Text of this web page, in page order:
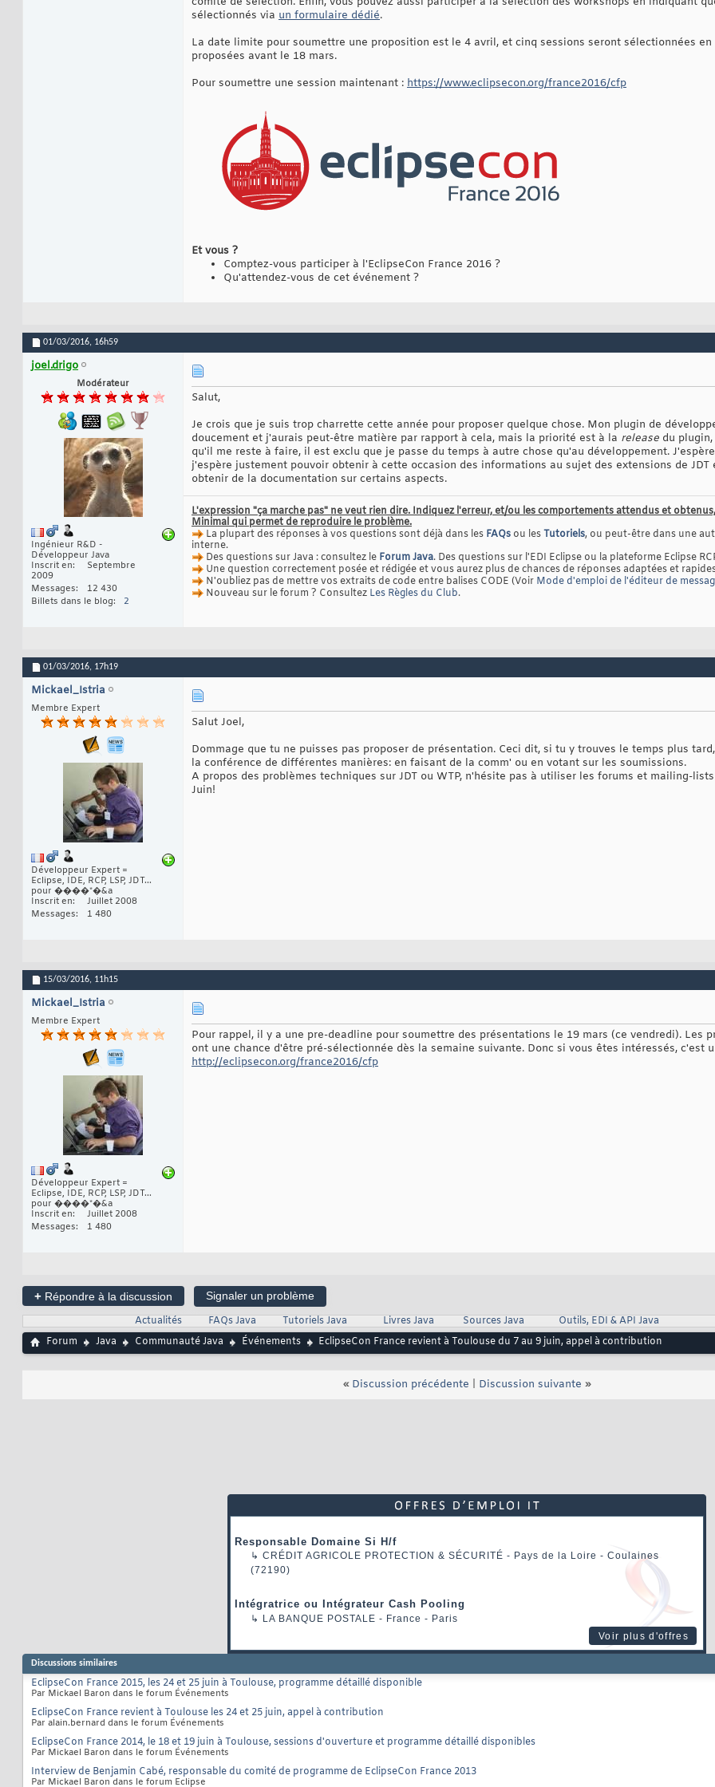
sélectionnés via un formulaire dédié.
La date limite pour soumettre une proposition est le 4 avril, et cinq sessions seront sélectionnées
proposées avant le 18 mars.
Pour soumettre une session maintenant : https://www.eclipsecon.org/france2016/cfp
Et vous ?
Comptez-vous participer à l'EclipseCon France 2016 ?
Qu'attendez-vous de cet événement ?
01/03/2016, 16h59
joel.drigo
Modérateur
Ingénieur R&D -
Développeur Java
Inscrit en
Septembre
2009
Messages
12 430
Billets dans le blog
2
Salut,
Je crois que je suis trop charrette cette année pour proposer quelque chose. Mon plugin de
doucement et j'aurais peut-être matière par rapport à cela, mais la priorité est à la release du
qu'il me reste à faire, il est exclu que je passe du temps à autre chose qu'au développement.
j'espère justement pouvoir obtenir à cette occasion des informations au sujet des extensions de JDT
obtenir de la documentation sur certains aspects.
L'expression "ça marche pas" ne veut rien dire. Indiquez l'erreur, et/ou les comportements attendus et
Minimal qui permet de reproduire le problème.
La plupart des réponses à vos questions sont déjà dans les FAQs ou lesTutoriels, ou peut-être dans une
interne.
Des questions sur Java : consultez le Forum Java. Des questions sur l'EDI Eclipse ou la plateforme Eclipse
Une question correctement posée et rédigée et vous aurez plus de chances de réponses adaptées et
N'oubliez pas de mettre vos extraits de code entre balises CODE (Voir Mode d'emploi de l'éditeur de
Nouveau sur le forum ? Consultez Les Règles du Club.
01/03/2016, 17h19
Mickael_Istria
Membre Expert
Développeur Expert =
Eclipse, IDE, RCP, LSP, JDT...
pour ����*�&a
Inscrit en
Juillet 2008
Messages
1 480
Salut Joel,
Dommage que tu ne puisses pas proposer de présentation. Ceci dit, si tu y trouves le temps plus
la conférence de différentes manières: en faisant de la comm' ou en votant sur les soumissions.
A propos des problèmes techniques sur JDT ou WTP, n'hésite pas à utiliser les forums et mailing-
Juin!
15/03/2016, 11h15
Mickael_Istria
Membre Expert
Développeur Expert =
Eclipse, IDE, RCP, LSP, JDT...
pour ����*�&a
Inscrit en
Juillet 2008
Messages
1 480
Pour rappel, il y a une pre-deadline pour soumettre des présentations le 19 mars (ce vendredi). Les
ont une chance d'être pré-sélectionnée dès la semaine suivante. Donc si vous êtes intéressés, c'est
http://eclipsecon.org/france2016/cfp
+ Répondre à la discussion
Signaler un problème
Actualités
FAQs Java Tutoriels Java Livres Java Sources Java
Outils, EDI & API Java
Forum
Java Communauté Java Événements EclipseCon France revient à Toulouse du 7 au 9 juin, appel à contribution
« Discussion précédente Discussion suivante »
Responsable Domaine Si H/f
↳ CRÉDIT AGRICOLE PROTECTION & SÉCURITÉ - Pays de la Loire - Coulaines
(72190)
Intégratrice ou Intégrateur Cash Pooling
↳ LA BANQUE POSTALE - France - Paris
Voir plus d'offres
Discussions similaires
EclipseCon France 2015, les 24 et 25 juin à Toulouse, programme détaillé disponible
Par Mickael Baron dans le forum Événements
EclipseCon France revient à Toulouse les 24 et 25 juin, appel à contribution
Par alain.bernard dans le forum Événements
EclipseCon France 2014, le 18 et 19 juin à Toulouse, sessions d'ouverture et programme détaillé disponibles
Par Mickael Baron dans le forum Événements
Interview de Benjamin Cabé, responsable du comité de programme de EclipseCon France 2013
Par Mickael Baron dans le forum Eclipse